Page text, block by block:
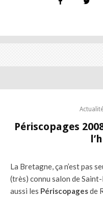
Actualité
Périscopages
La Bretagne, ça n’est pas
(très) connu salon de Saint-
aussi les Périscopagesde